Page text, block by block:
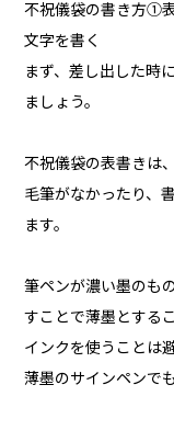
不祝儀袋の書き方①
文字を書く
まず、差し出した時
ましょう。
不祝儀袋の表書きは
毛筆がなかったり、
ます。
筆ペンが濃い墨のも
すことで薄墨とする
インクを使うことは
薄墨のサインペンで